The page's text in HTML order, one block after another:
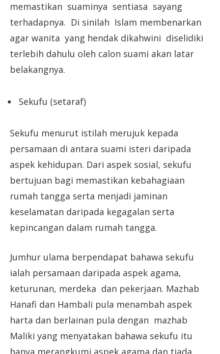
memastikan suaminya sentiasa sayang
terhadapnya. Di sinilah Islam membenarkan
agar wanita yang hendak dikahwini diselidiki
terlebih dahulu oleh calon suami akan latar
belakangnya.
Sekufu (setaraf)
Sekufu menurut istilah merujuk kepada
persamaan di antara suami isteri daripada
aspek kehidupan. Dari aspek sosial, sekufu
bertujuan bagi memastikan kebahagiaan
rumah tangga serta menjadi jaminan
keselamatan daripada kegagalan serta
kepincangan dalam rumah tangga.
Jumhur ulama berpendapat bahawa sekufu
ialah persamaan daripada aspek agama,
keturunan, merdeka dan pekerjaan. Mazhab
Hanafi dan Hambali pula menambah aspek
harta dan berlainan pula dengan mazhab
Maliki yang menyatakan bahawa sekufu itu
hanya merangkumi aspek agama dan tiada